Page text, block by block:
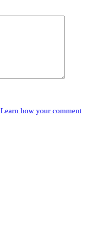
Learn how your comment